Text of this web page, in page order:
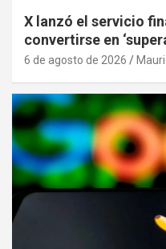
X lanzó el servicio
convertirse en
6 de agosto de 2026